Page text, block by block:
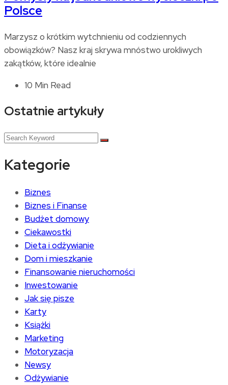
Polsce
Marzysz o krótkim wytchnieniu od codziennych
obowiązków? Nasz kraj skrywa mnóstwo urokliwych
zakątków, które idealnie
10 Min Read
Ostatnie artykuły
Kategorie
Biznes
Biznes i Finanse
Budżet domowy
Ciekawostki
Dieta i odżywianie
Dom i mieszkanie
Finansowanie nieruchomości
Inwestowanie
Jak się pisze
Karty
Książki
Marketing
Motoryzacja
Newsy
Odżywianie